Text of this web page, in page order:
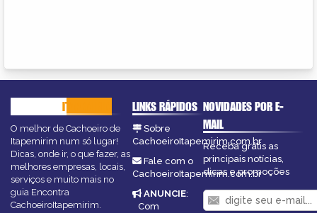
ITAPEMIRIM
O melhor de Cachoeiro de
Itapemirim num só lugar!
Dicas, onde ir, o que fazer, as
melhores empresas, locais,
serviços e muito mais no
guia Encontra
CachoeiroItapemirim.
LINKS RÁPIDOS
Sobre
CachoeiroItapemirim.com.br
Fale com o
CachoeiroItapemirim.com.br
ANUNCIE:
Com
NOVIDADES POR E-
MAIL
Receba grátis as
principais notícias,
dicas e promoções